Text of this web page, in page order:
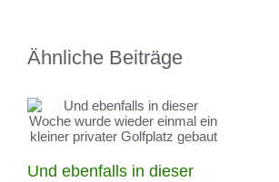
Ähnliche Beiträge
Und ebenfalls in dieser